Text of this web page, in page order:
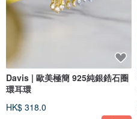
Davis | 歐美極簡 925純銀鋯石圈
環耳環
HK$ 318.0